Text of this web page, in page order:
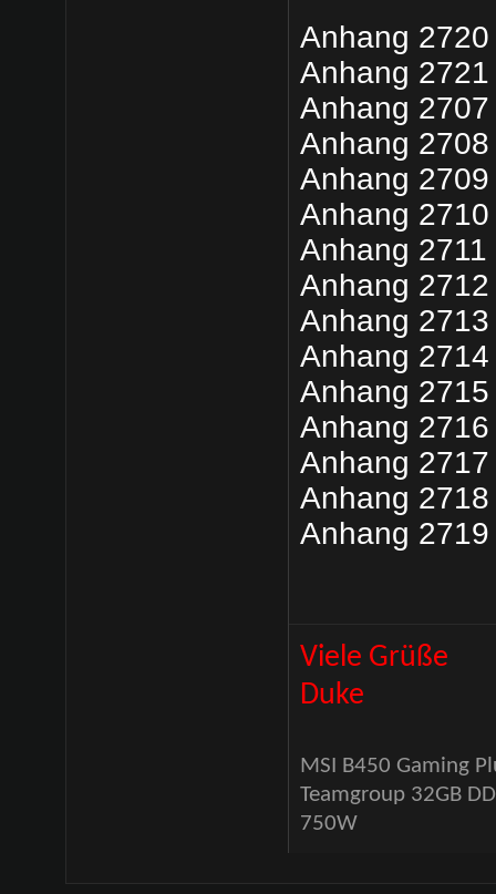
Anhang 2720
Anhang 2721
Anhang 2707
Anhang 2708
Anhang 2709
Anhang 2710
Anhang 2711
Anhang 2712
Anhang 2713
Anhang 2714
Anhang 2715
Anhang 2716
Anhang 2717
Anhang 2718
Anhang 2719
Viele Grüße
Duke
MSI B450 Gaming
Teamgroup 32GB
750W